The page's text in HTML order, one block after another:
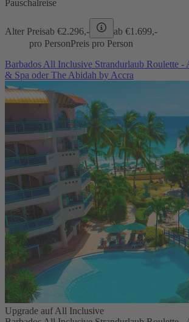
Pauschalreise
Alter Preisab €2.296,- ab €1.699,-
pro PersonPreis pro Person
Barbados All Inclusive Strandurlaub Roulette -
& Spa oder The Abidah by Accra
Upgrade auf All Inclusive